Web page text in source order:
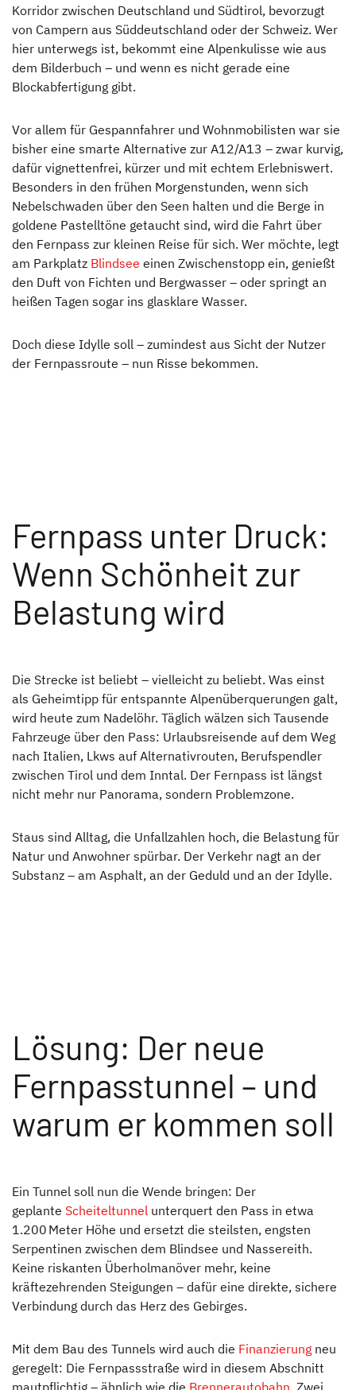
Korridor zwischen Deutschland und Südtirol, bevorzugt
von Campern aus Süddeutschland oder der Schweiz. Wer
hier unterwegs ist, bekommt eine Alpenkulisse wie aus
dem Bilderbuch – und wenn es nicht gerade eine
Blockabfertigung gibt.
Vor allem für Gespannfahrer und Wohnmobilisten war sie
bisher eine smarte Alternative zur A12/A13 – zwar kurvig,
dafür vignettenfrei, kürzer und mit echtem Erlebniswert.
Besonders in den frühen Morgenstunden, wenn sich
Nebelschwaden über den Seen halten und die Berge in
goldene Pastelltöne getaucht sind, wird die Fahrt über
den Fernpass zur kleinen Reise für sich. Wer möchte, legt
am Parkplatz Blindsee einen Zwischenstopp ein, genießt
den Duft von Fichten und Bergwasser – oder springt an
heißen Tagen sogar ins glasklare Wasser.
Doch diese Idylle soll – zumindest aus Sicht der Nutzer
der Fernpassroute – nun Risse bekommen.
Fernpass unter Druck:
Wenn Schönheit zur
Belastung wird
Die Strecke ist beliebt – vielleicht zu beliebt. Was einst
als Geheimtipp für entspannte Alpenüberquerungen galt,
wird heute zum Nadelöhr. Täglich wälzen sich Tausende
Fahrzeuge über den Pass: Urlaubsreisende auf dem Weg
nach Italien, Lkws auf Alternativrouten, Berufspendler
zwischen Tirol und dem Inntal. Der Fernpass ist längst
nicht mehr nur Panorama, sondern Problemzone.
Staus sind Alltag, die Unfallzahlen hoch, die Belastung für
Natur und Anwohner spürbar. Der Verkehr nagt an der
Substanz – am Asphalt, an der Geduld und an der Idylle.
Lösung: Der neue
Fernpasstunnel – und
warum er kommen soll
Ein Tunnel soll nun die Wende bringen: Der
geplante Scheiteltunnel unterquert den Pass in etwa
1.200 Meter Höhe und ersetzt die steilsten, engsten
Serpentinen zwischen dem Blindsee und Nassereith.
Keine riskanten Überholmanöver mehr, keine
kräftezehrenden Steigungen – dafür eine direkte, sichere
Verbindung durch das Herz des Gebirges.
Mit dem Bau des Tunnels wird auch die Finanzierung neu
geregelt: Die Fernpassstraße wird in diesem Abschnitt
mautpflichtig – ähnlich wie die Brennerautobahn . Zwei